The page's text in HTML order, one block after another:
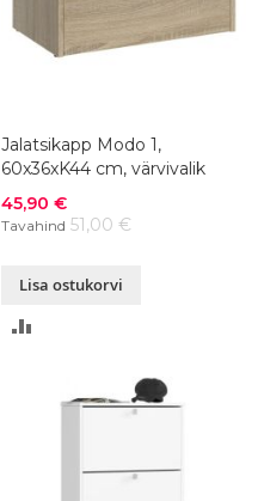
Jalatsikapp Modo 1,
60x36xK44 cm, värvivalik
Soodushind
45,90 €
Tavahind 51,00 €
Lisa ostukorvi